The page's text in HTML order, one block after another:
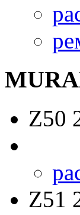
Z50
Z51